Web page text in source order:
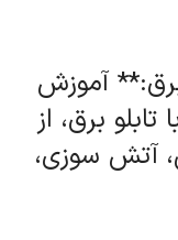
برق:** آموزش
برق، از
آتش سوزی،